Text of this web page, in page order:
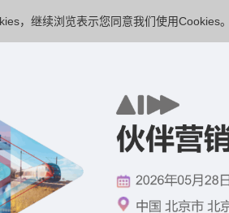
，继续浏览表示您同意我们使用Cookies。